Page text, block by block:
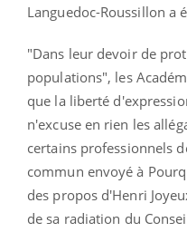
Languedoc-Roussillon a
"Dans leur devoir de
populations", les
que la liberté
n'excuse en rien les
certains professionnels
commun envoyé à
des propos d'Henri
de sa radiation du